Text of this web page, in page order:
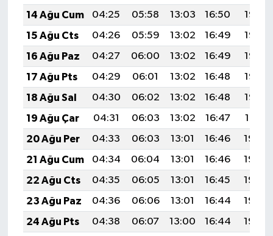
14 Ağu Cum
04:25 05:58 13:03 16:50
19:57
15 Ağu Cts
04:26 05:59 13:02 16:49
19:56
16 Ağu Paz
04:27 06:00 13:02 16:49
19:55
17 Ağu Pts
04:29 06:01 13:02 16:48
19:53
18 Ağu Sal
04:30 06:02 13:02 16:48
19:52
19 Ağu Çar
04:31 06:03 13:02 16:47
19:51
20 Ağu Per
04:33 06:03 13:01 16:46
19:49
21 Ağu Cum
04:34 06:04 13:01 16:46
19:48
22 Ağu Cts
04:35 06:05 13:01 16:45
19:46
23 Ağu Paz
04:36 06:06 13:01 16:44
19:45
24 Ağu Pts
04:38 06:07 13:00 16:44
19:44